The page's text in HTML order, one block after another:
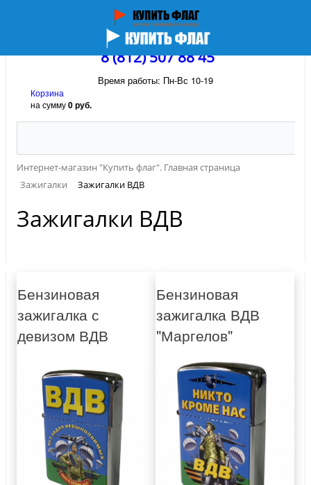
8 (812) 507 88 45
Время работы: Пн-Вс 10-19
Корзина
на сумму0 руб.
Интернет-магазин "Купить флаг". Главная страница
Зажигалки
Зажигалки ВДВ
Зажигалки ВДВ
Бензиновая
зажигалка с
девизом ВДВ
Бензиновая
зажигалка ВДВ
"Маргелов"